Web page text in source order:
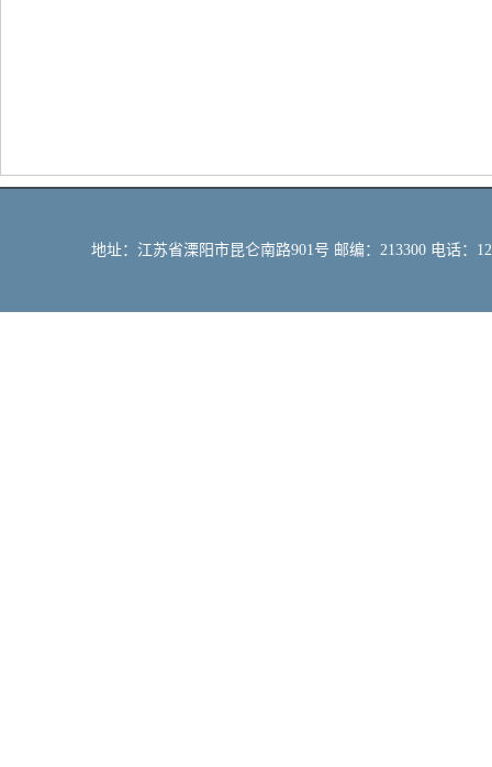
地址：江苏省溧阳市昆仑南路901号 邮编：213300 电话：